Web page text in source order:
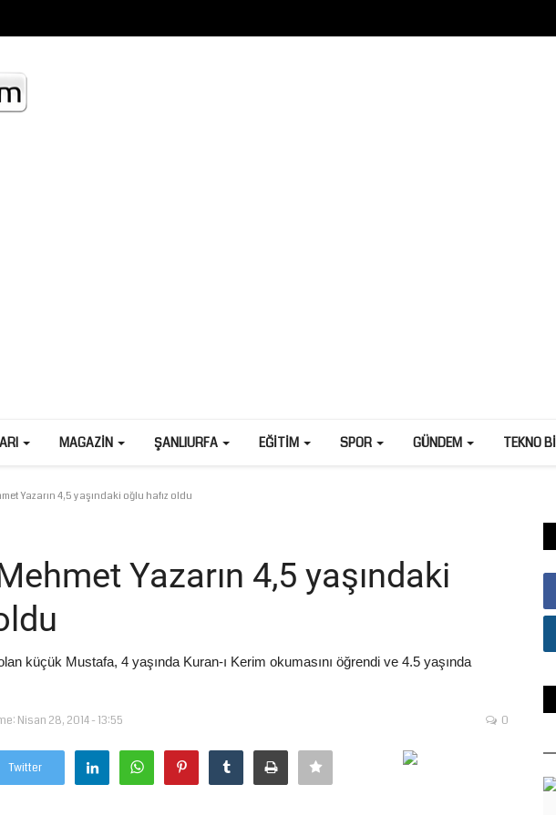
MAGAZIN ŞANLIURFA EĞITIM SPOR GÜNDEM TEKNO
Yazarın 4,5 yaşındaki oğlu hafız oldu
Yazarın 4,5 yaşındaki
küçük Mustafa, 4 yaşında Kuran-ı Kerim okumasını öğrendi ve 4.5 yaşında
Nisan 28, 2014 - 13:55 0
Twitter